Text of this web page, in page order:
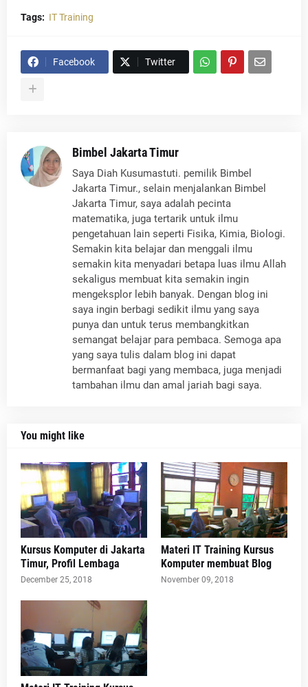
Tags: IT Training
Facebook Twitter
Bimbel Jakarta Timur
Saya Diah Kusumastuti. pemilik Bimbel
Jakarta Timur., selain menjalankan Bimbel
Jakarta Timur, saya adalah pecinta
matematika, juga tertarik untuk ilmu
pengetahuan lain seperti Fisika, Kimia, Biologi.
Semakin kita belajar dan menggali ilmu
semakin kita menyadari betapa luas ilmu Allah
sekaligus membuat kita semakin ingin
mengeksplor lebih banyak. Dengan blog ini
saya ingin berbagi sedikit ilmu yang saya
punya dan untuk terus membangkitkan
semangat belajar para pembaca. Semoga apa
yang saya tulis dalam blog ini dapat
bermanfaat bagi yang membaca, juga menjadi
tambahan ilmu dan amal jariah bagi saya.
You might like
Kursus Komputer di Jakarta
Timur, Profil Lembaga
December 25, 2018
Materi IT Training Kursus
Komputer membuat Blog
November 09, 2018